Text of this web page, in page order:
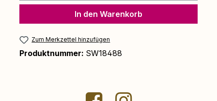
In den Warenkorb
Zum Merkzettel hinzufügen
Produktnummer: SW18488